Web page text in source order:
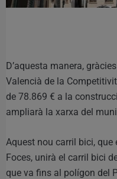
D’aquesta manera,
Valencià de la
de 78.869 € a la
ampliarà la xarxa del
Aquest nou carril bici, que
Foces, unirà el carril bici
que va fins al polígon del